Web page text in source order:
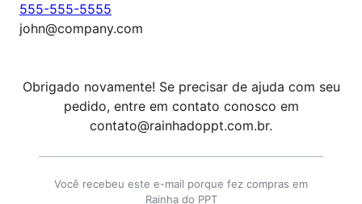
555-555-5555
john@company.com
Obrigado novamente! Se precisar de ajuda com seu
pedido, entre em contato conosco em
contato@rainhadoppt.com.br.
Você recebeu este e-mail porque fez compras em
Rainha do PPT